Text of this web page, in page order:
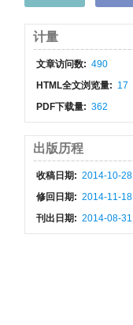
计量
文章访问数: 490
HTML全文浏览量: 17
PDF下载量: 362
出版历程
收稿日期: 2014-10-28
修回日期: 2014-11-18
刊出日期: 2014-08-31